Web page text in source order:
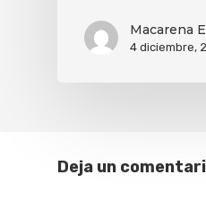
Macarena
4 diciembre,
Deja un